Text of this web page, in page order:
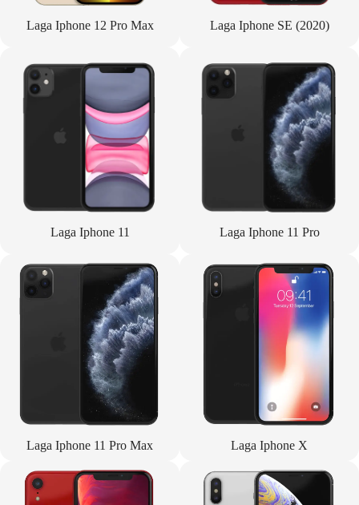
Laga Iphone 12 Pro Max Laga Iphone SE (2020)
Laga Iphone 11 Laga Iphone 11 Pro
Laga Iphone 11 Pro Max Laga Iphone X